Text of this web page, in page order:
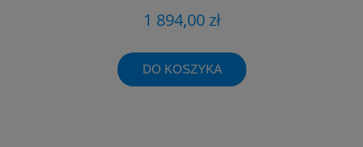
1 894,00 zł
DO KOSZYKA